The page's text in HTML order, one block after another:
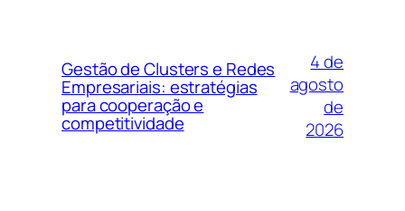
Gestão de Clusters e Redes
Empresariais: estratégias
para cooperação e
competitividade
4 de
agosto
de
2026